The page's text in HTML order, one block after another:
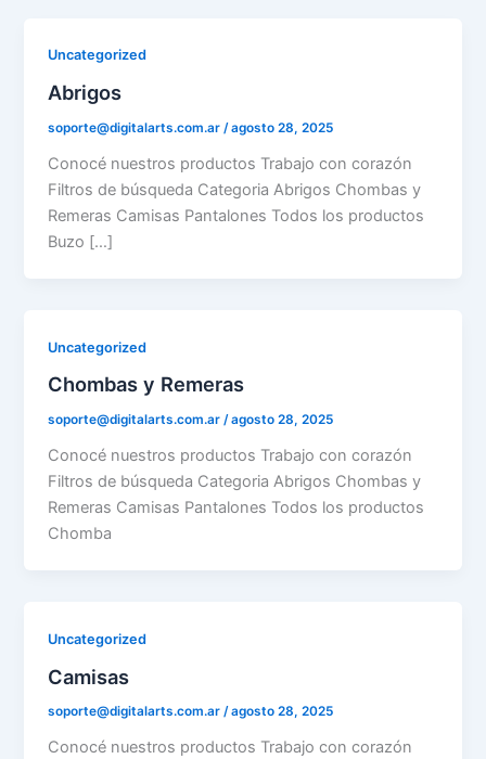
Uncategorized
Abrigos
soporte@digitalarts.com.ar/agosto 28, 2025
Conocé nuestros productos Trabajo con corazón
Filtros de búsqueda Categoria Abrigos Chombas y
Remeras Camisas Pantalones Todos los productos
Buzo […]
Uncategorized
Chombas y Remeras
soporte@digitalarts.com.ar/agosto 28, 2025
Conocé nuestros productos Trabajo con corazón
Filtros de búsqueda Categoria Abrigos Chombas y
Remeras Camisas Pantalones Todos los productos
Chomba
Uncategorized
Camisas
soporte@digitalarts.com.ar/agosto 28, 2025
Conocé nuestros productos Trabajo con corazón